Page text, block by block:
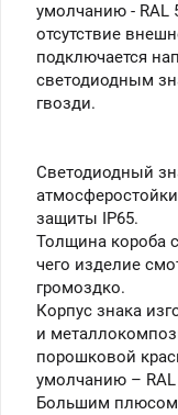
умолчанию - RAL
отсутствие
подключается
светодиодным
гвозди.
Светодиодный
защиты IP65.
Толщина короба
чего изделие
громоздко.
Корпус знака
и
порошковой
умолчанию – RAL
Большим плюсом